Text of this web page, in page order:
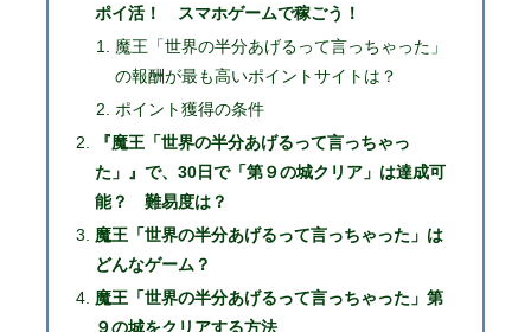
ポイ活！ スマホゲームで稼ごう！
魔王「世界の半分あげるって言っちゃった」
の報酬が最も高いポイントサイトは？
ポイント獲得の条件
『魔王「世界の半分あげるって言っちゃっ
た」』で、30日で「第９の城クリア」は達成可
能？ 難易度は？
魔王「世界の半分あげるって言っちゃった」は
どんなゲーム？
魔王「世界の半分あげるって言っちゃった」第
９の城をクリアする方法